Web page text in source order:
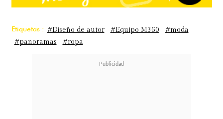
Etiquetas : #Diseño de autor #Equipo M360
#moda
#panoramas
#ropa